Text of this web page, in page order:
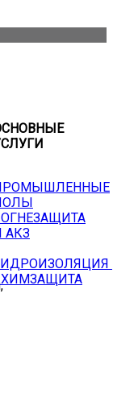
ОГНЕЗАЩИТА
АКЗ